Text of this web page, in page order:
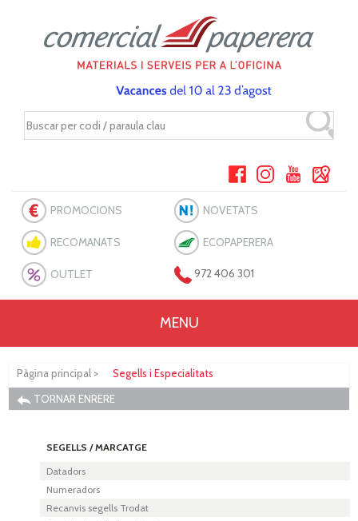
PROMOCIONS NOVETATS
RECOMANATS ECOPAPERERA
OUTLET 972 406 301
MENU
Pàgina principal >
Segells i Especialitats
TORNAR ENRERE
SEGELLS / MARCATGE
Datadors
Numeradors
Recanvis segells Trodat